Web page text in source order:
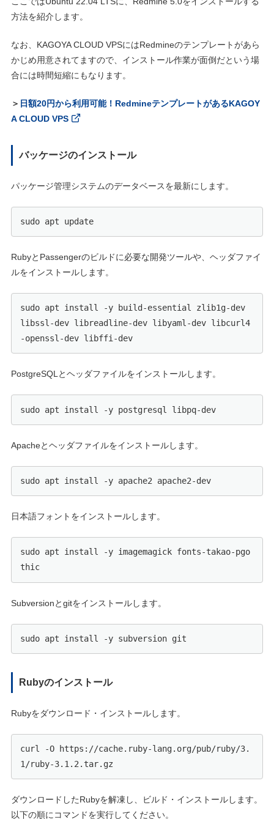
方法を紹介します。
なお、KAGOYA CLOUD VPSにはRedmineのテンプレートがあら
かじめ用意されてますので、インストール作業が面倒だという場
合には時間短縮にもなります。
＞ 日額20円から利用可能！RedmineテンプレートがあるKAGOY
A CLOUD VPS
バッケージのインストール
パッケージ管理システムのデータベースを最新にします。
sudo apt update
RubyとPassengerのビルドに必要な開発ツールや、ヘッダファイ
ルをインストールします。
sudo apt install -y build-essential zlib1g-dev
libssl-dev libreadline-dev libyaml-dev libcurl4
-openssl-dev libffi-dev
PostgreSQLとヘッダファイルをインストールします。
sudo apt install -y postgresql libpq-dev
Apacheとヘッダファイルをインストールします。
sudo apt install -y apache2 apache2-dev
日本語フォントをインストールします。
sudo apt install -y imagemagick fonts-takao-pgo
thic
Subversionとgitをインストールします。
sudo apt install -y subversion git
Rubyのインストール
Rubyをダウンロード・インストールします。
curl -O https://cache.ruby-lang.org/pub/ruby/3.
1/ruby-3.1.2.tar.gz
ダウンロードしたRubyを解凍し、ビルド・インストールします。
以下の順にコマンドを実行してください。